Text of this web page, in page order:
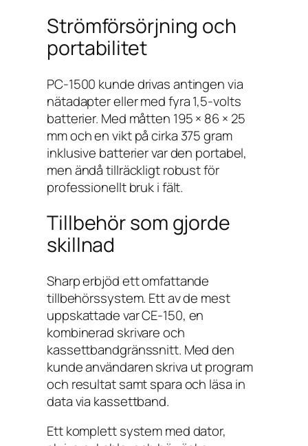
Strömförsörjning och
portabilitet
PC-1500 kunde drivas antingen via
nätadapter eller med fyra 1,5-volts
batterier. Med måtten 195 × 86 × 25
mm och en vikt på cirka 375 gram
inklusive batterier var den portabel,
men ändå tillräckligt robust för
professionellt bruk i fält.
Tillbehör som gjorde
skillnad
Sharp erbjöd ett omfattande
tillbehörssystem. Ett av de mest
uppskattade var CE-150, en
kombinerad skrivare och
kassettbandgränssnitt. Med den
kunde användaren skriva ut program
och resultat samt spara och läsa in
data via kassettband.
Ett komplett system med dator,